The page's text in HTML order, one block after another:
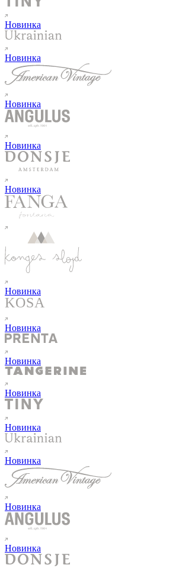
Новинка
Новинка
Новинка
Новинка
Новинка
Новинка
Новинка
Новинка
Новинка
Новинка
Новинка
Новинка
Новинка